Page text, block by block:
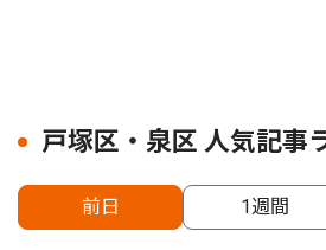
戸塚区・泉区 人気記事
前日 1週間